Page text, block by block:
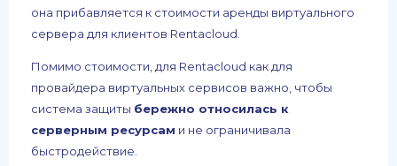
она прибавляется к стоимости аренды виртуального
сервера для клиентов Rentacloud.
Помимо стоимости, для Rentacloud как для
провайдера виртуальных сервисов важно, чтобы
система защиты бережно относилась к
серверным ресурсам и не ограничивала
быстродействие.